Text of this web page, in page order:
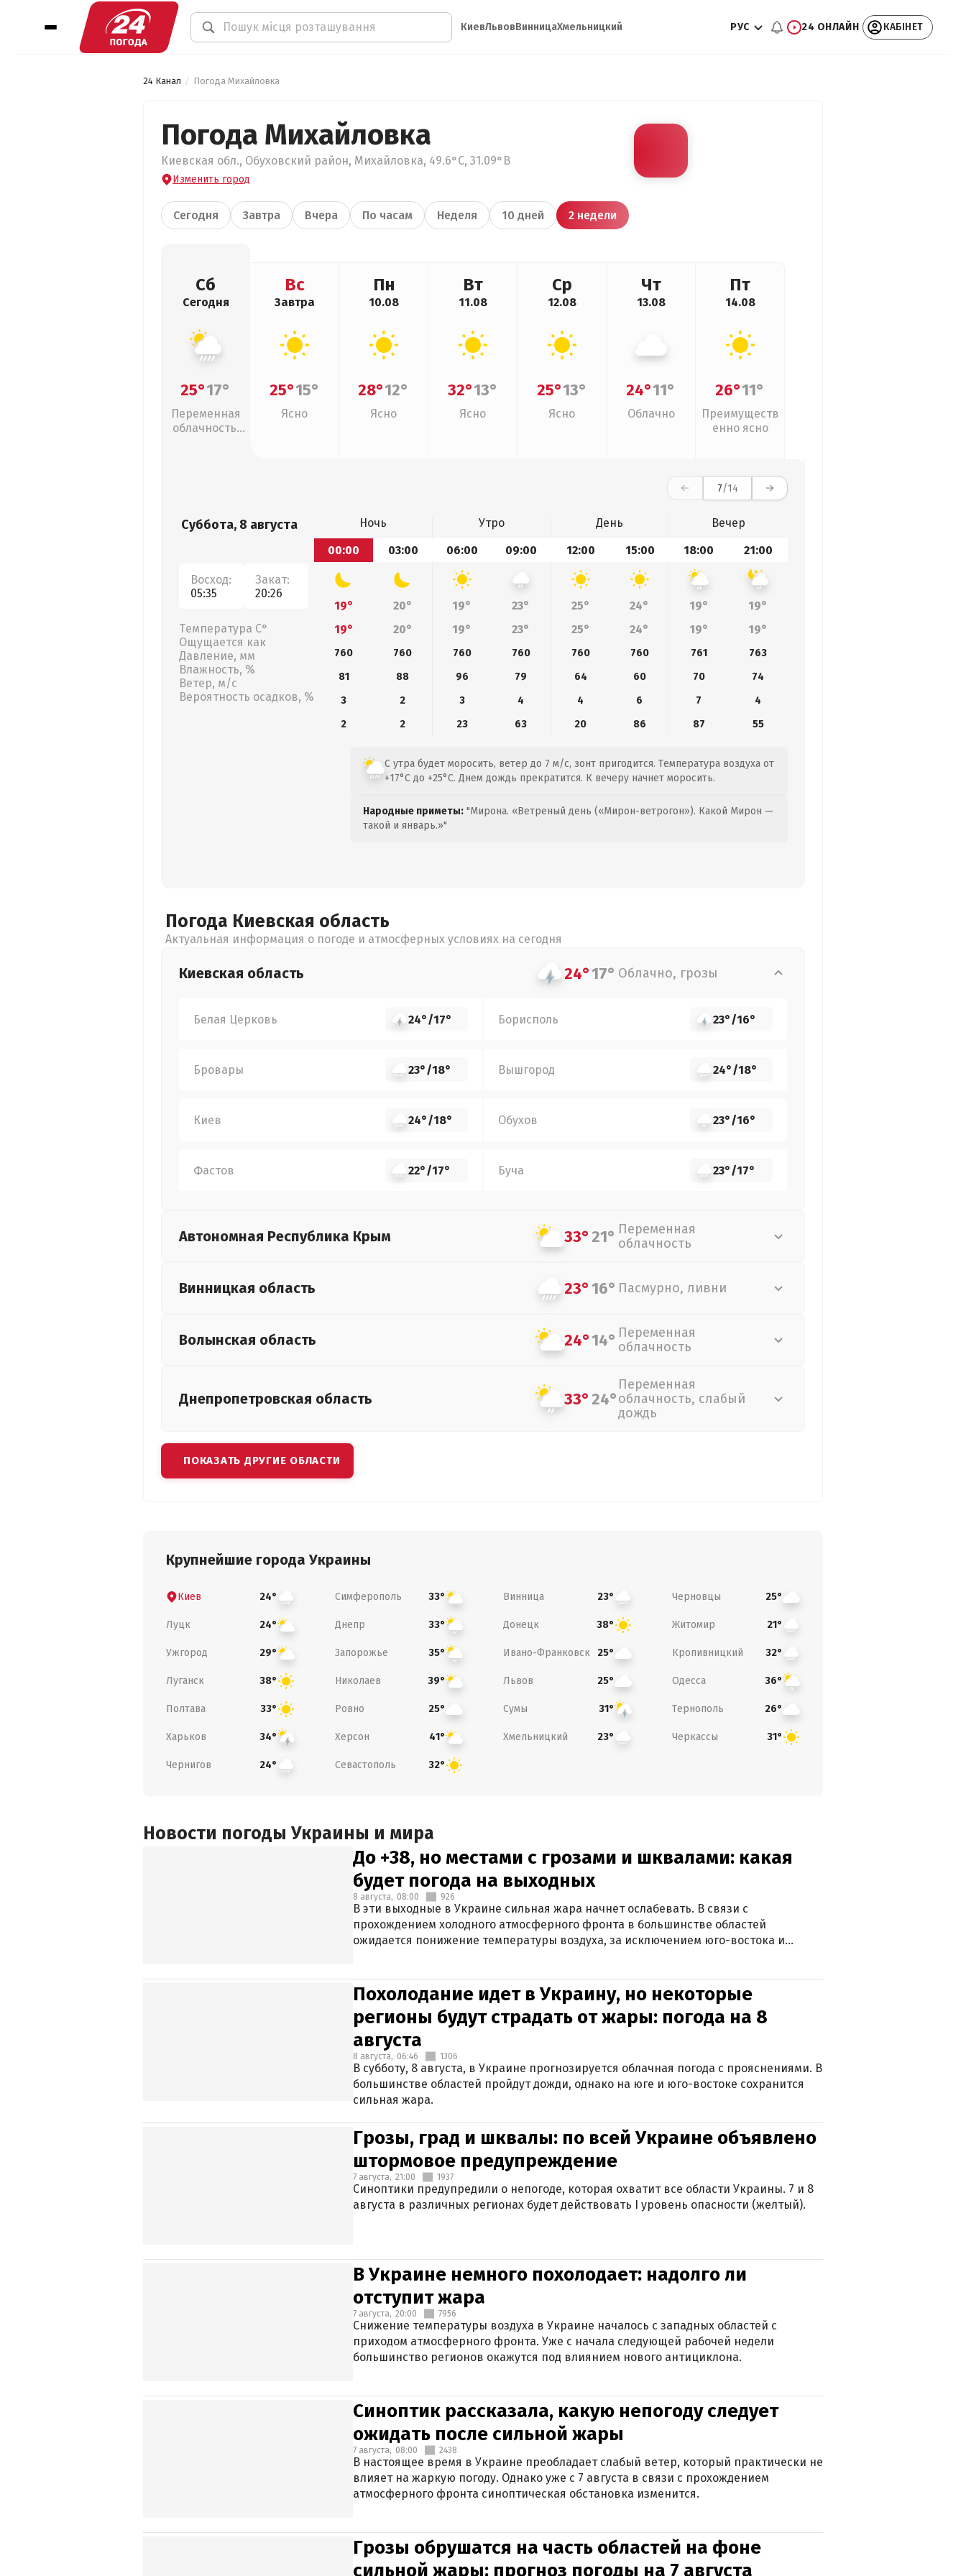
КиевЛьвовВинницаХмельницкий РУС 24 ОНЛАЙН КАБІНЕТ
24 Канал Погода Михайловка
Погода Михайловка
Киевская обл., Обуховский район, Михайловка, 49.6°С, 31.09°В
Изменить город
Сегодня Завтра Вчера По часам Неделя 10 дней 2 недели
Сб
Сегодня
25°17°
Переменная
облачность,
Вс
Завтра
25°15°
Ясно
Пн
10.08
28°12°
Ясно
Вт
11.08
32°13°
Ясно
Ср
12.08
25°13°
Ясно
Чт
13.08
24°11°
Облачно
Пт
14.08
26°11°
Преимуществ
енно ясно
7/14
Суббота, 8 августа
Восход:
05:35
Закат:
20:26
Температура С°
Ощущается как
Давление, мм
Влажность, %
Ветер, м/с
Вероятность осадков, %
Ночь Утро День
Вечер
00:00
03:00 06:00 09:00 12:00 15:00 18:00 21:00
19° 20° 19° 23° 25° 24° 19°
19°
19°
20° 19° 23° 25° 24° 19° 19°
760 760 760 760 760 760 761
763
81
88 96 79 64 60 70
74
3
2 3 4 4 6 7
4
2
2 23 63 20 86 87 55
С утра будет моросить, ветер до 7 м/с, зонт пригодится. Температура воздуха от
+17°C до +25°C. Днем дождь прекратится. К вечеру начнет моросить.
Народные приметы: "Мирона. «Ветреный день («Мирон-ветрогон»). Какой Мирон —
такой и январь.»"
Погода Киевская область
Актуальная информация о погоде и атмосферных условиях на сегодня
Киевская область 24°17° Облачно, грозы
Белая Церковь 24°/17° Борисполь 23°/16°
Бровары 23°/18° Вышгород 24°/18°
Киев 24°/18° Обухов 23°/16°
Фастов 22°/17° Буча 23°/17°
Автономная Республика Крым 33°21° Переменная
облачность
Винницкая область 23°16° Пасмурно, ливни
Волынская область 24°14° Переменная
облачность
Днепропетровская область 33°24°
Переменная
облачность, слабый
дождь
ПОКАЗАТЬ ДРУГИЕ ОБЛАСТИ
Крупнейшие города Украины
Киев 24° Симферополь 33° Винница 23° Черновцы 25°
Луцк 24° Днепр 33° Донецк 38° Житомир 21°
Ужгород 29° Запорожье 35° Ивано-Франковск 25° Кропивницкий 32°
Луганск 38° Николаев 39° Львов 25° Одесса 36°
Полтава 33° Ровно 25° Сумы 31° Тернополь 26°
Харьков 34° Херсон 41° Хмельницкий 23° Черкассы 31°
Чернигов 24° Севастополь 32°
Новости погоды Украины и мира
До +38, но местами с грозами и шквалами: какая
будет погода на выходных
8 августа, 08:00 926
В эти выходные в Украине сильная жара начнет ослабевать. В связи с
прохождением холодного атмосферного фронта в большинстве областей
ожидается понижение температуры воздуха, за исключением юго-востока и
Похолодание идет в Украину, но некоторые
регионы будут страдать от жары: погода на 8
августа
8 августа, 06:46 1306
В субботу, 8 августа, в Украине прогнозируется облачная погода с прояснениями. В
большинстве областей пройдут дожди, однако на юге и юго-востоке сохранится
сильная жара.
Грозы, град и шквалы: по всей Украине объявлено
штормовое предупреждение
7 августа, 21:00 1937
Синоптики предупредили о непогоде, которая охватит все области Украины. 7 и 8
августа в различных регионах будет действовать I уровень опасности (желтый).
В Украине немного похолодает: надолго ли
отступит жара
7 августа, 20:00 7956
Снижение температуры воздуха в Украине началось с западных областей с
приходом атмосферного фронта. Уже с начала следующей рабочей недели
большинство регионов окажутся под влиянием нового антициклона.
Синоптик рассказала, какую непогоду следует
ожидать после сильной жары
7 августа, 08:00 2438
В настоящее время в Украине преобладает слабый ветер, который практически не
влияет на жаркую погоду. Однако уже с 7 августа в связи с прохождением
атмосферного фронта синоптическая обстановка изменится.
Грозы обрушатся на часть областей на фоне
сильной жары: прогноз погоды на 7 августа